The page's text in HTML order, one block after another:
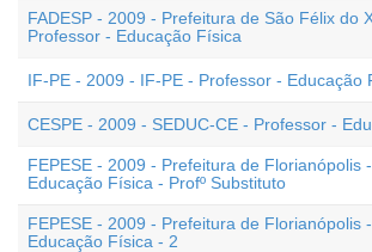
FADESP - 2009 - Prefeitura de São Félix do
Professor - Educação Física
IF-PE - 2009 - IF-PE - Professor - Educação
CESPE - 2009 - SEDUC-CE - Professor -
FEPESE - 2009 - Prefeitura de Florianópolis
Educação Física - Profº Substituto
FEPESE - 2009 - Prefeitura de Florianópolis
Educação Física - 2